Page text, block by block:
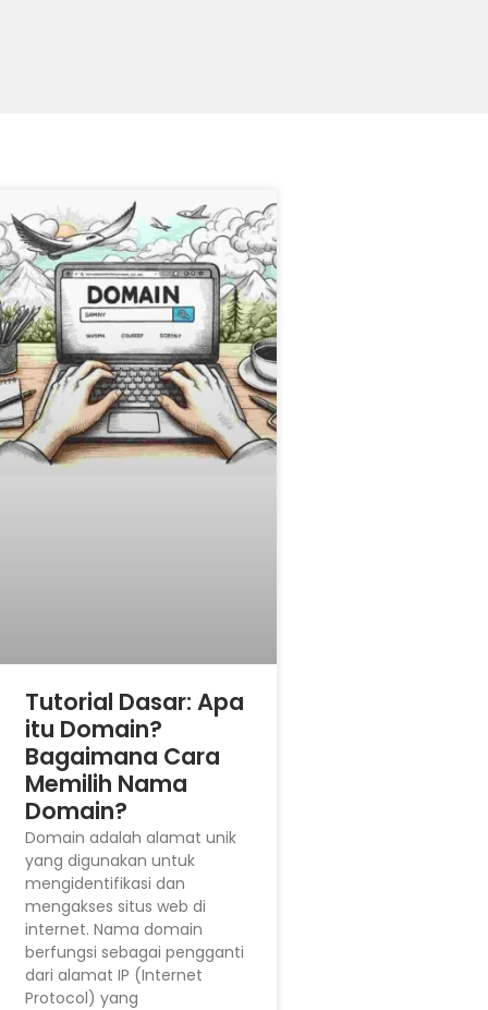
Tutorial Dasar: Apa
itu Domain?
Bagaimana Cara
Memilih Nama
Domain?
Domain adalah alamat unik
yang digunakan untuk
mengidentifikasi dan
mengakses situs web di
internet. Nama domain
berfungsi sebagai pengganti
dari alamat IP (Internet
Protocol) yang